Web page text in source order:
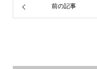
前の記事